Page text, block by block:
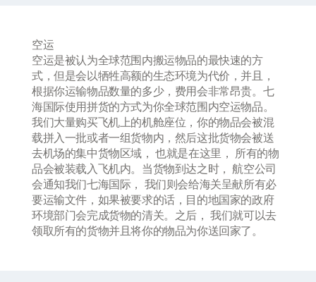
空运
空运是被认为全球范围内搬运物品的最快速的方
式，但是会以牺牲高额的生态环境为代价，并且，
根据你运输物品数量的多少，费用会非常昂贵。七
海国际使用拼货的方式为你全球范围内空运物品。
我们大量购买飞机上的机舱座位，你的物品会被混
载拼入一批或者一组货物内，然后这批货物会被送
去机场的集中货物区域， 也就是在这里， 所有的物
品会被装载入飞机内。当货物到达之时， 航空公司
会通知我们七海国际， 我们则会给海关呈献所有必
要运输文件，如果被要求的话，目的地国家的政府
环境部门会完成货物的清关。之后， 我们就可以去
领取所有的货物并且将你的物品为你送回家了。